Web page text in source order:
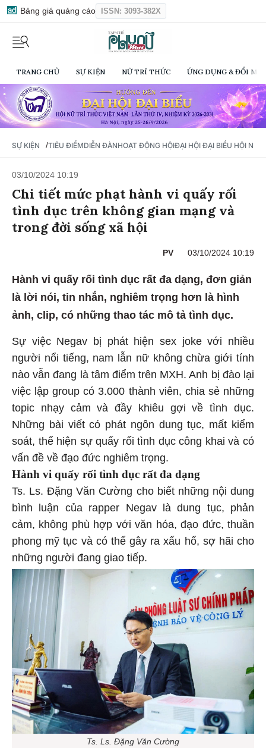
Bảng giá quảng cáo ISSN: 3093-382X
TRANG CHỦ SỰ KIỆN NỮ TRÍ THỨC ỨNG DỤNG & ĐỔI
SỰ KIỆN /TIÊU ĐIỂMDIỄN ĐÀNHOẠT ĐỘNG HỘIĐẠI HỘI ĐẠI BIỂU HỘI NỮ
03/10/2024 10:19
Chi tiết mức phạt hành vi quấy rối
tình dục trên không gian mạng và
trong đời sống xã hội
PV 03/10/2024 10:19
Hành vi quấy rối tình dục rất đa dạng, đơn giản
là lời nói, tin nhắn, nghiêm trọng hơn là hình
ảnh, clip, có những thao tác mô tả tình dục.
Sự việc Negav bị phát hiện sex joke với nhiều
người nổi tiếng, nam lẫn nữ không chừa giới tính
nào vẫn đang là tâm điểm trên MXH. Anh bị đào lại
việc lập group có 3.000 thành viên, chia sẻ những
topic nhạy cảm và đầy khiêu gợi về tình dục.
Những bài viết có phát ngôn dung tục, mất kiểm
soát, thể hiện sự quấy rối tình dục công khai và có
vấn đề về đạo đức nghiêm trọng.
Hành vi quấy rối tình dục rất đa dạng
Ts. Ls. Đặng Văn Cường cho biết những nội dung
bình luận của rapper Negav là dung tục, phản
cảm, không phù hợp với văn hóa, đạo đức, thuần
phong mỹ tục và có thể gây ra xấu hổ, sợ hãi cho
những người đang giao tiếp.
Ts. Ls. Đặng Văn Cường